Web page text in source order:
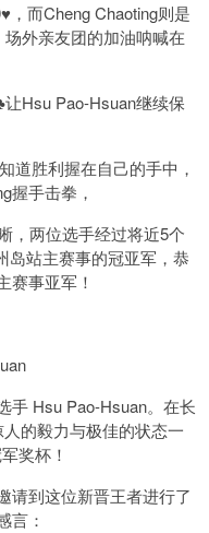
，而Cheng Chaoting则是
外亲友团的加油呐喊在
Hsu Pao-Hsuan继续保
道胜利握在自己的手中，
握手击拳，
，两位选手经过将近5个
岛站主赛事的冠亚军，恭
赛事亚军！
手 Hsu Pao-Hsuan。在长
的毅力与极佳的状态一
奖杯！
请到这位新晋王者进行了
言：